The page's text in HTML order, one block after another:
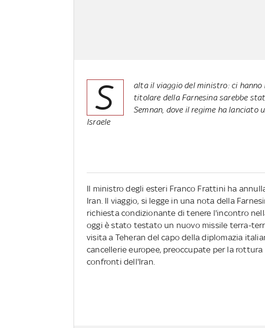
S
alta il viaggio del ministro: ci
titolare della Farnesina sarebbe
Semnan, dove il regime ha lanciato
Israele
Il ministro degli esteri Franco Frattini ha
Iran. Il viaggio, si legge in una nota della
richiesta condizionante di tenere l'incontro
oggi è stato testato un nuovo missile terra-
visita a Teheran del capo della diplomazia
cancellerie europee, preoccupate per la
confronti dell'Iran.